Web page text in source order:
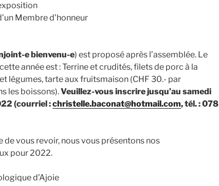
Membre d’honneur
e bienvenu-e) est proposé après l’assemblée. Le
année est : Terrine et crudités, filets de porc à la
légumes, tarte aux fruitsmaison (CHF 30.- par
les boissons).Veuillez-vous inscrire jusqu’au samedi
(courriel :christelle.baconat@hotmail.com, tél. : 078
de vous revoir, nous vous présentons nos
pour 2022.
d’Ajoie